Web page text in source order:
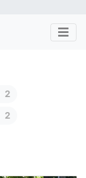
2
2